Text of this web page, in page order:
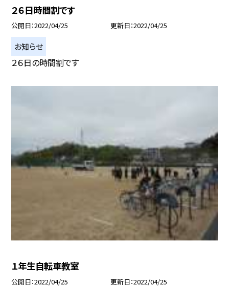
２６日時間割です
公開日 2022/04/25 更新日 2022/04/25
お知らせ
２６日の時間割です
１年生自転車教室
公開日 2022/04/25 更新日 2022/04/25